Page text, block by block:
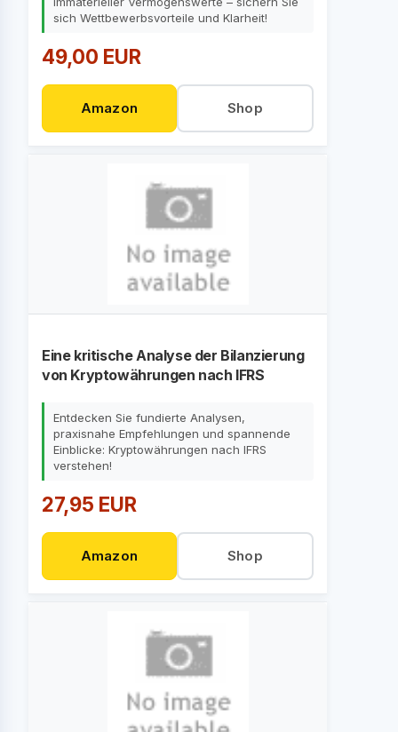
sich Wettbewerbsvorteile und Klarheit!
49,00 EUR
Amazon Shop
Eine kritische Analyse der Bilanzierung
von Kryptowährungen nach IFRS
Entdecken Sie fundierte Analysen,
praxisnahe Empfehlungen und spannende
Einblicke: Kryptowährungen nach IFRS
verstehen!
27,95 EUR
Amazon Shop